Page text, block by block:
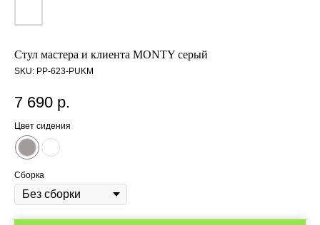
Стул мастера и клиента MONTY серый
SKU: PP-623-PUKM
7 690 р.
Цвет сидения
Сборка